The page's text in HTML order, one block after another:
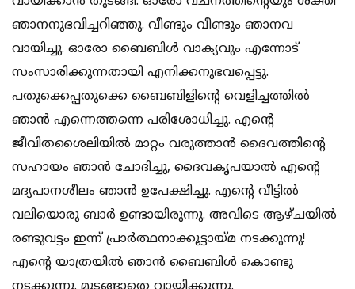
ഞാനനുഭവിച്ചറിഞ്ഞു. വീണ്ടും വീണ്ടും ഞാനവ
വായിച്ചു. ഓരോ ബൈബിള്‍ വാക്യവും എന്നോട്
സംസാരിക്കുന്നതായി എനിക്കനുഭവപ്പെട്ടു.
പതുക്കെപ്പതുക്കെ ബൈബിളിന്റെ വെളിച്ചത്തില്‍
ഞാന്‍ എന്നെത്തന്നെ പരിശോധിച്ചു. എന്റെ
ജീവിതശൈലിയില്‍ മാറ്റം വരുത്താന്‍ ദൈവത്തിന്റെ
സഹായം ഞാന്‍ ചോദിച്ചു, ദൈവകൃപയാല്‍ എന്റെ
മദ്യപാനശീലം ഞാന്‍ ഉപേക്ഷിച്ചു. എന്റെ വീട്ടില്‍
വലിയൊരു ബാര്‍ ഉണ്ടായിരുന്നു. അവിടെ ആഴ്ചയില്‍
രണ്ടുവട്ടം ഇന്ന് പ്രാര്‍ത്ഥനാക്കൂട്ടായ്മ നടക്കുന്നു!
എന്റെ യാത്രയില്‍ ഞാന്‍ ബൈബിള്‍ കൊണ്ടു